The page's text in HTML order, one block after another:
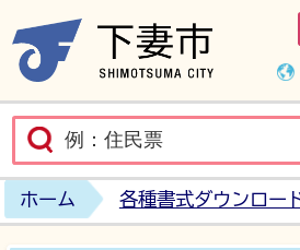
ホーム 各種書式ダウンロー